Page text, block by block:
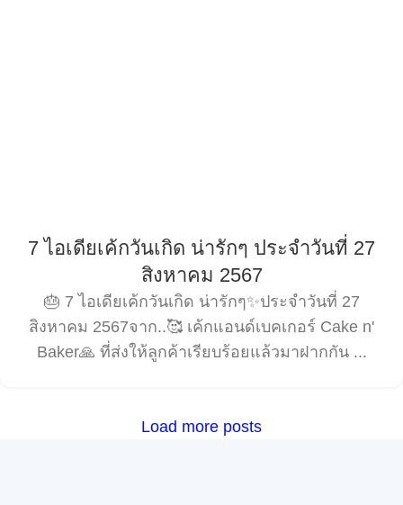
7 ไอเดียเค้กวันเกิด น่ารักๆ ประจำวันที่ 27
สิงหาคม 2567
🎂 7 ไอเดียเค้กวันเกิด น่ารักๆ✨ประจำวันที่ 27
สิงหาคม 2567จาก..🥰 เค้กแอนด์เบคเกอร์ Cake n'
Baker🙏 ที่ส่งให้ลูกค้าเรียบร้อยแล้วมาฝากกัน ...
Load more posts